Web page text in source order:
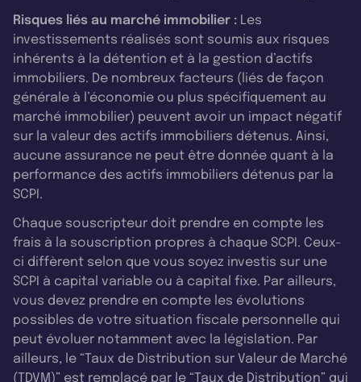
Risques liés au marché immobilier : Les
investissements réalisés sont soumis aux risques
inhérents à la détention et à la gestion d’actifs
immobiliers. De nombreux facteurs (liés de façon
générale à l’économie ou plus spécifiquement au
marché immobilier) peuvent avoir un impact négatif
sur la valeur des actifs immobiliers détenus. Ainsi,
aucune assurance ne peut être donnée quant à la
performance des actifs immobiliers détenus par la
SCPI.
Chaque souscripteur doit prendre en compte les
frais à la souscription propres à chaque SCPI. Ceux-
ci diffèrent selon que vous soyez investis sur une
SCPI à capital variable ou à capital fixe. Par ailleurs,
vous devez prendre en compte les évolutions
possibles de votre situation fiscale personnelle qui
peut évoluer notamment avec la législation. Par
ailleurs, le “Taux de Distribution sur Valeur de Marché
(TDVM)” est remplacé par le “Taux de Distribution” qui